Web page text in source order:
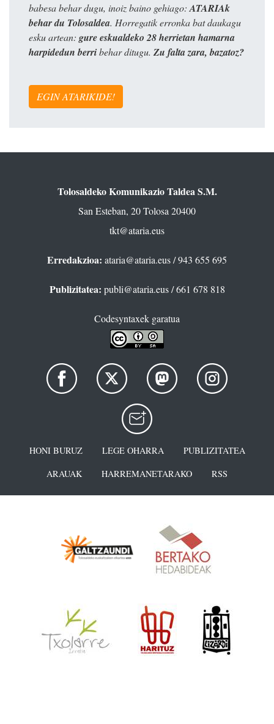
babesa behar dugu, inoiz baino gehiago: ATARIAk
behar du Tolosaldea. Horregatik erronka bat daukagu
esku artean: gure eskualdeko 28 herrietan hamarna
harpidedun berribehar ditugu. Zu falta zara, bazatoz?
EGIN ATARIKIDE!
Tolosaldeko Komunikazio Taldea S.M.
San Esteban, 20 Tolosa 20400
tkt@ataria.eus
Erredakzioa: ataria@ataria.eus/ 943 655 695
Publizitatea: publi@ataria.eus/ 661 678 818
Codesyntaxek garatua
HONI BURUZ LEGE OHARRA
PUBLIZITATEA
ARAUAK
HARREMANETARAKO RSS